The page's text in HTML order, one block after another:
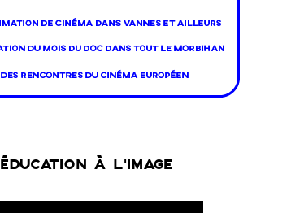
ÉDUCATION À L’IMAGE